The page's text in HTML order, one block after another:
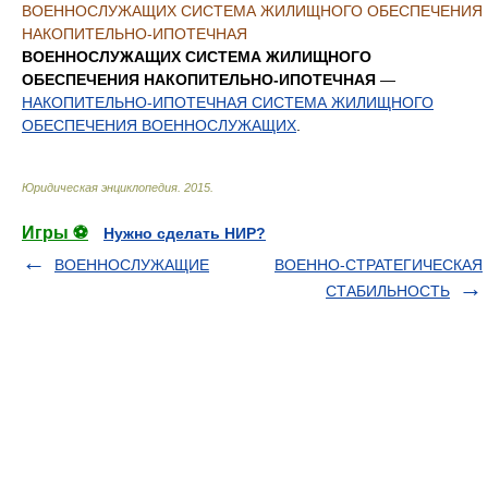
ВОЕННОСЛУЖАЩИХ СИСТЕМА ЖИЛИЩНОГО ОБЕСПЕЧЕНИЯ
НАКОПИТЕЛЬНО-ИПОТЕЧНАЯ
ВОЕННОСЛУЖАЩИХ СИСТЕМА ЖИЛИЩНОГО
ОБЕСПЕЧЕНИЯ НАКОПИТЕЛЬНО-ИПОТЕЧНАЯ —
НАКОПИТЕЛЬНО-ИПОТЕЧНАЯ СИСТЕМА ЖИЛИЩНОГО
ОБЕСПЕЧЕНИЯ ВОЕННОСЛУЖАЩИХ
Юридическая энциклопедия 2015
Игры ⚽
Нужно сделать НИР?
ВОЕННОСЛУЖАЩИЕ
ВОЕННО-СТРАТЕГИЧЕСКАЯ
СТАБИЛЬНОСТЬ